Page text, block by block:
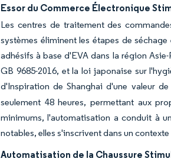
Essor du Commerce Électronique
Les centres de traitement des
systèmes éliminent les étapes de
adhésifs à base d'EVA dans la région
GB 9685-2016, et la loi japonaise sur
d'Inspiration de Shanghai d'une valeur
seulement 48 heures, permettant aux
minimums, l'automatisation a conduit à
notables, elles s'inscrivent dans un
Automatisation de la Chaussure